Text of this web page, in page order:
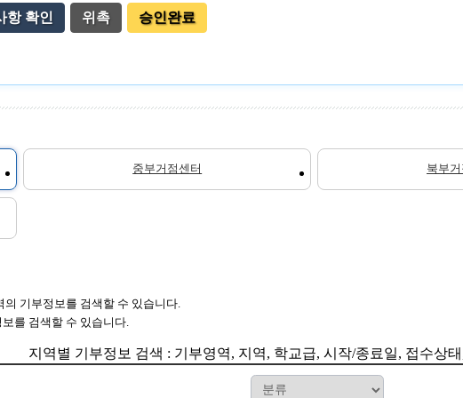
항 확인 위촉 승인완료
중부거점센터 북부
기부정보를 검색할 수 있습니다.
를 검색할 수 있습니다.
지역별 기부정보 검색 : 기부영역, 지역, 학교급, 시작/종료일, 접수상